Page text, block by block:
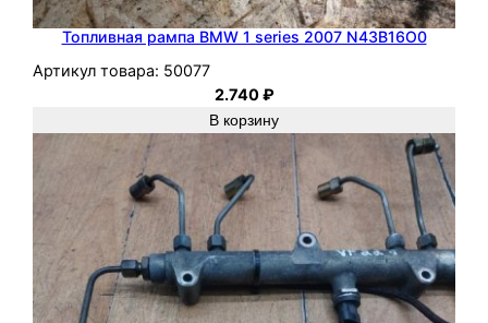
е
т
ч
Топливная рампа BMW 1 series 2007 N43B16O0
Артикул товара: 50077
2.740₽
В корзину